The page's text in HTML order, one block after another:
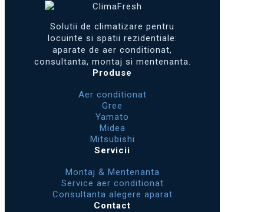
Solutii de climatizare pentru
locuinte si spatii rezidentiale:
aparate de aer conditionat,
consultanta, montaj si mentenanta.
Produse
Aer conditionat
Gree
Yamato
Midea
Mitsubishi
Servicii
Montaj & Mentenanta
Service aer conditionat
Consultanta alegere aparat
Contact